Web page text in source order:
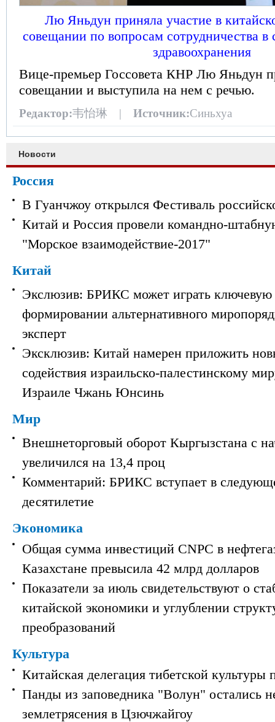
Лю Яньдун приняла участие в
совещании по вопросам сотрудничества
здравоохранения
Вице-премьер Госсовета КНР Лю Яньдун
совещании и выступила на нем с речью.
Редактор:韦怡琳 | Источник:Синьхуа
Новости
Россия
В Гуанчжоу открылся Фестиваль
Китай и Россия провели командно-
"Морское взаимодействие-2017"
Китай
Экслюзив: БРИКС может играть ключевую
формировании альтернативного
эксперт
Эксклюзив: Китай намерен приложить
содействия израильско-палестинскому
Израиле Чжань Юнсинь
Мир
Внешнеторговый оборот Кыргызстана с
увеличился на 13,4 проц
Комментарий: БРИКС вступает в
десятилетие
Экономика
Общая сумма инвестиций CNPC в
Казахстане превысила 42 млрд долларов
Показатели за июль свидетельствуют о
китайской экономики и углублении
преобразований
Культура
Китайская делегация тибетской культуры
Панды из заповедника "Волун" остались
землетрясения в Цзючжайгоу